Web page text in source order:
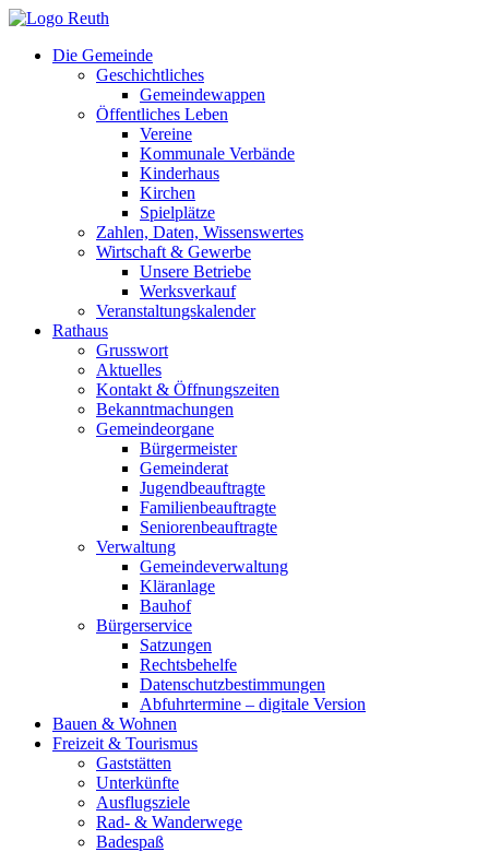
Zum
springenDie Gemeinde
Geschichtliches
Gemeindewappen
Öffentliches Leben
Vereine
Kommunale Verbände
Kinderhaus
Kirchen
Spielplätze
Zahlen, Daten, Wissenswertes
Wirtschaft & Gewerbe
Unsere Betriebe
Werksverkauf
Veranstaltungskalender
Rathaus
Grusswort
Aktuelles
Kontakt & Öffnungszeiten
Bekanntmachungen
Gemeindeorgane
Bürgermeister
Gemeinderat
Jugendbeauftragte
Familienbeauftragte
Seniorenbeauftragte
Verwaltung
Gemeindeverwaltung
Kläranlage
Bauhof
Bürgerservice
Satzungen
Rechtsbehelfe
Datenschutzbestimmungen
Abfuhrtermine – digitale Version
Bauen & Wohnen
Freizeit & Tourismus
Gaststätten
Unterkünfte
Ausflugsziele
Rad- & Wanderwege
Badespaß